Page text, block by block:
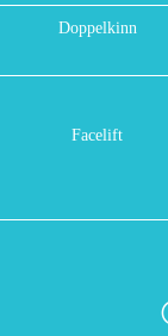
Doppelkinn
Facelift